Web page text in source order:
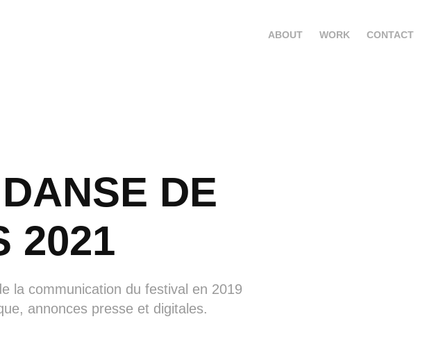
ABOUT WORK CONTACT
DE
2021
la communication du festival en 2019
annonces presse et digitales.